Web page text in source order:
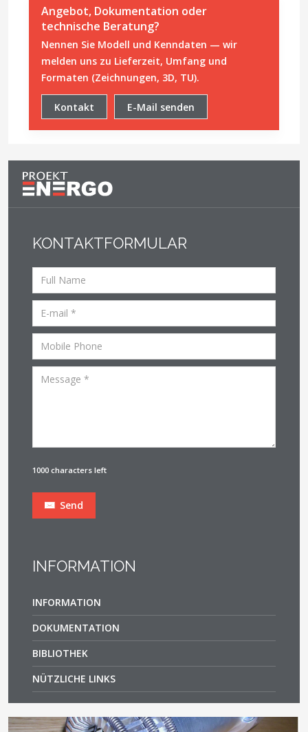
Angebot, Dokumentation oder
technische Beratung?
Nennen Sie Modell und Kenndaten — wir
melden uns zu Lieferzeit, Umfang und
Formaten (Zeichnungen, 3D, TU).
Kontakt E-Mail senden
KONTAKTFORMULAR
1000 characters left
Send
INFORMATION
INFORMATION
DOKUMENTATION
BIBLIOTHEK
NÜTZLICHE LINKS